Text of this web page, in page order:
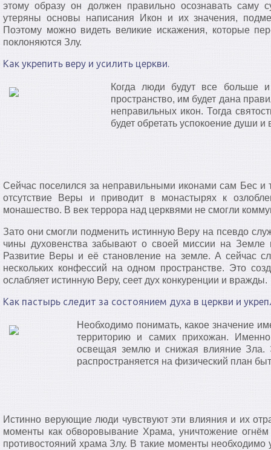
этому образу он должен правильно осознавать саму
утеряны основы написания Икон и их значения,
Поэтому можно видеть великие искажения, которые
поклоняются Злу.
Как укрепить веру и усилить церкви.
Когда люди будут все больше
пространство, им будет дана
неправильных икон. Тогда
будет обретать успокоение души
Сейчас поселился за неправильными иконами сам Бес
отсутствие Веры и приводит в монастырях к
монашество. В век террора над церквями не смогли
Зато они смогли подменить истинную Веру на псевдо
чины духовенства забывают о своей миссии на Земле
Развитие Веры и её становление на земле. А сейчас
нескольких конфессий на одном пространстве. Это
ослабляет истинную Веру, сеет дух конкуренции и вражды.
Как пастырь следит за состоянием духа в церкви и
Необходимо понимать, какое значение
территорию и самих прихожан.
освещая землю и снижая влияние Зла.
распространяется на физический план
Истинно верующие люди чувствуют эти влияния и их
моменты как обворовывание Храма, уничтожение
противостояний храма Злу. В такие моменты необходимо